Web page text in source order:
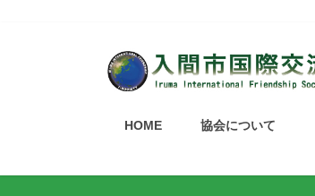
HOME 協会について